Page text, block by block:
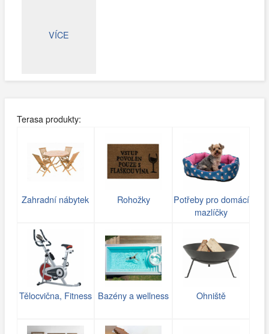
VÍCE
Terasa produkty:
Zahradní nábytek Rohožky
Potřeby pro domácí
mazlíčky
Tělocvična, Fitness Bazény a wellness Ohniště